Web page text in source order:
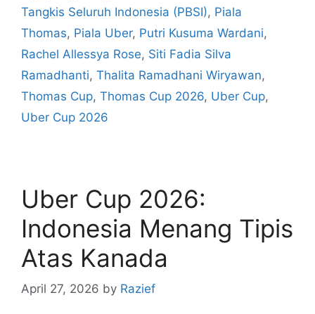
Tangkis Seluruh Indonesia (PBSI), Piala
Thomas, Piala Uber, Putri Kusuma Wardani,
Rachel Allessya Rose, Siti Fadia Silva
Ramadhanti, Thalita Ramadhani Wiryawan,
Thomas Cup, Thomas Cup 2026, Uber Cup,
Uber Cup 2026
Uber Cup 2026:
Indonesia Menang Tipis
Atas Kanada
April 27, 2026 by Razief